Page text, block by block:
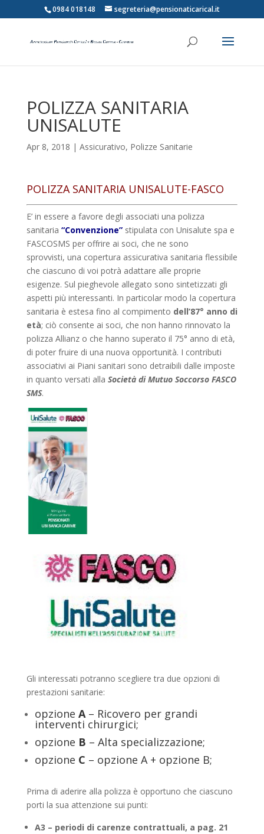
0984 018148 segreteria@pensionaticarical.it
POLIZZA SANITARIA
UNISALUTE
Apr 8, 2018 | Assicurativo, Polizze Sanitarie
POLIZZA SANITARIA UNISALUTE-FASCO
E’ in essere a favore degli associati una polizza
sanitaria “Convenzione”stipulata con Unisalute spa e
FASCOSMS per offrire ai soci, che ne sono
sprovvisti, una copertura assicurativa sanitaria flessibile
che ciascuno di voi potrà adattare alle proprie
esigenze. Sul pieghevole allegato sono sintetizzati gli
aspetti più interessanti. In particolar modo la copertura
sanitaria è estesa fino al compimento dell’87° anno di
età; ciò consente ai soci, che non hanno rinnovato la
polizza Allianz o che hanno superato il 75° anno di età,
di poter fruire di una nuova opportunità. I contributi
associativi ai Piani sanitari sono detraibili dalle imposte
in quanto versati alla Società di Mutuo Soccorso FASCO
SMS.
Gli interessati potranno scegliere tra due opzioni di
prestazioni sanitarie:
opzione A– Ricovero per grandi
interventi chirurgici;
opzione B – Alta specializzazione;
opzione C – opzione A + opzione B;
Prima di aderire alla polizza è opportuno che ciascuno
porti la sua attenzione sui punti:
A3 – periodi di carenze contrattuali, a pag. 21